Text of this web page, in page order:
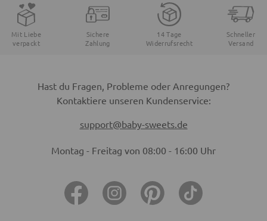
Mit Liebe
verpackt
Sichere
Zahlung
14 Tage
Widerrufsrecht
Schneller
Versand
Hast du Fragen, Probleme oder Anregungen?
Kontaktiere unseren Kundenservice:
support@baby-sweets.de
Montag - Freitag von 08:00 - 16:00 Uhr